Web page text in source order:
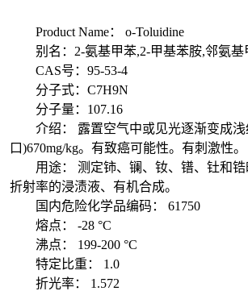
Product Name： o-Toluidine
别名：2-氨基甲苯,2-甲基苯胺,邻氨基
CAS号：95-53-4
分子式：C7H9N
分子量：107.16
介绍： 露置空气中或见光逐渐变成浅
口)670mg/kg。有致癌可能性。有刺激性。
用途： 测定铈、镧、钕、镨、钍和锆
折射率的浸渍液、有机合成。
国内危险化学品编码： 61750
熔点： -28 °C
沸点： 199-200 °C
特定比重： 1.0
折光率： 1.572